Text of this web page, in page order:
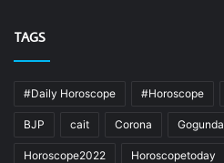
TAGS
#Daily Horoscope #Horoscope
BJP cait Corona Gogunda
Horoscope2022 Horoscopetoday